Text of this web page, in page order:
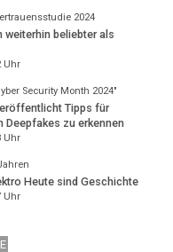
2024
weiterhin beliebter als
Uhr
Security Month 2024"
Tipps für
Deepfakes zu erkennen
Uhr
Heute sind Geschichte
Uhr